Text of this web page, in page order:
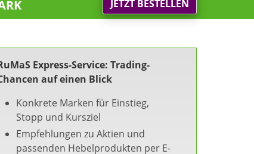
JETZT BESTELLEN
Express-Service: Trading-
auf einen Blick
Konkrete Marken für Einstieg,
Stopp und Kursziel
Empfehlungen zu Aktien und
passenden Hebelprodukten per E-